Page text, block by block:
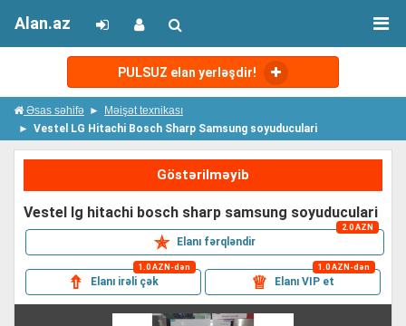
PULSUZ elan yerləşdir!
Alan.az
Əsas səhifə
Məişət texnikası
Vestel LG Hitachi Bosch Sharp Samsung soyuduculari
Göstərilməyib
vestel lg hitachi bosch sharp samsung soyuduculari
✯ Elanı fərqləndir
2.0 AZN
⇮ Elanı irəli çək
1.0 AZN-dən
♕ Elanı VIP et
1.0 AZN-dən